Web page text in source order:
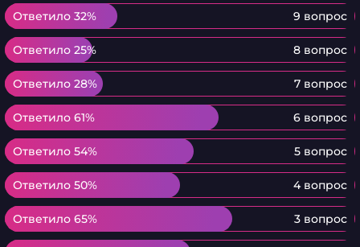
Ответило 32% 9 вопрос
Ответило 32%
Ответило 25% 8 вопрос
Ответило 25%
Ответило 28% 7 вопрос
Ответило 28%
Ответило 61% 6 вопрос
Ответило 61%
Ответило 54% 5 вопрос
Ответило 54%
Ответило 50% 4 вопрос
Ответило 50%
Ответило 65% 3 вопрос
Ответило 65%